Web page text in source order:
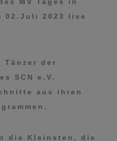
02.Juli 2023 live
Tänzer der
SCN e.V.
aus ihren
die Kleinsten, die